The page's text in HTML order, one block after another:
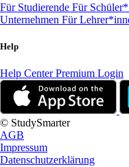
Für Studierende Für
Unternehmen Für
Help
Help CenterPremium Login
© StudySmarter
AGB
Impressum
Datenschutzerklärung